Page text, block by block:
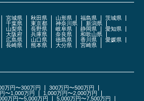
宮城県 秋田県 山形県 福島県
茨城県
千葉県 東京都 神奈川県
新潟県
山梨県 長野県 岐阜県 静岡県
愛知県
大阪府 兵庫県 奈良県
和歌山県
広島県 山口県 徳島県 香川県
愛媛県
長崎県 熊本県 大分県
宮崎県
万円〜300万円
300万円〜500万円
〜1,000万円
1,000万円〜2,000万円
万円〜5,000万円
5,000万円〜7,500万円